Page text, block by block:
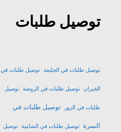
توصيل طلبات
توصيل طلبات في الجليعة توصيل طلبات في
الخيران توصيل طلبات في الروضة توصيل
طلبات في الزور توصيل طلبات في
السرة توصيل طلبات في الشامية توصيل